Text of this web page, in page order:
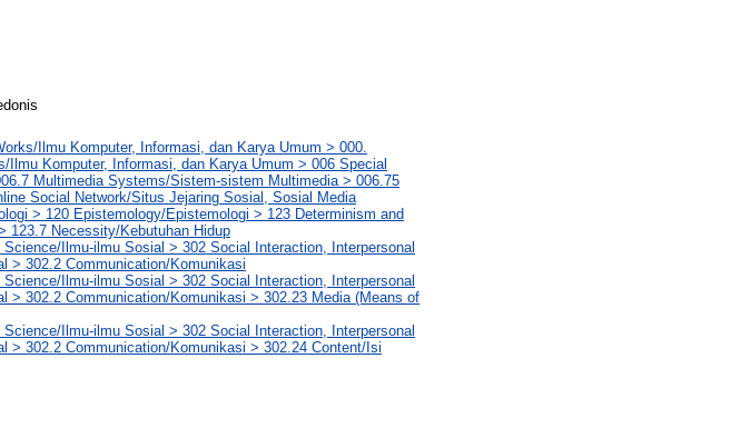
Ilmu Komputer, Informasi, dan Karya Umum > 000.
Komputer, Informasi, dan Karya Umum > 006 Special
Multimedia Systems/Sistem-sistem Multimedia > 006.75
Social Network/Situs Jejaring Sosial, Sosial Media
> 120 Epistemology/Epistemologi > 123 Determinism and
123.7 Necessity/Kebutuhan Hidup
Ilmu-ilmu Sosial > 302 Social Interaction, Interpersonal
> 302.2 Communication/Komunikasi
Ilmu-ilmu Sosial > 302 Social Interaction, Interpersonal
> 302.2 Communication/Komunikasi > 302.23 Media (Means of
Ilmu-ilmu Sosial > 302 Social Interaction, Interpersonal
> 302.2 Communication/Komunikasi > 302.24 Content/Isi